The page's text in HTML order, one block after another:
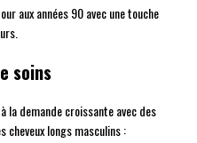
aux années 90 avec une touche
soins
la demande croissante avec des
longs masculins :